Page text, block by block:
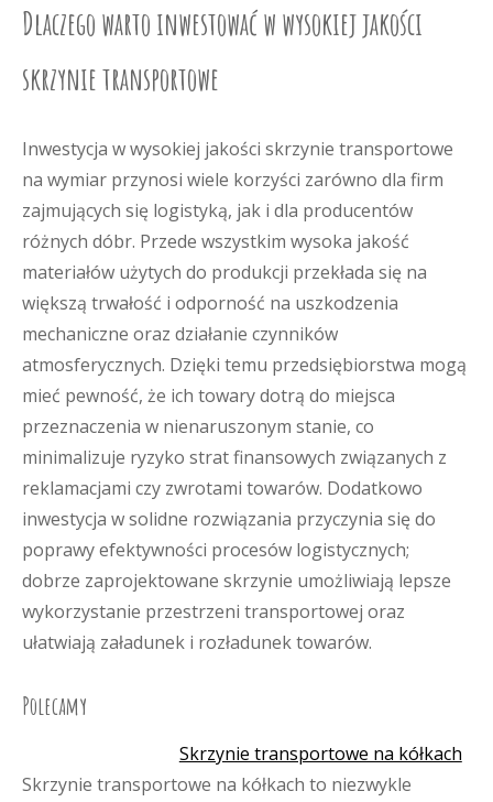
Dlaczego warto inwestować w wysokiej jakości
skrzynie transportowe
Inwestycja w wysokiej jakości skrzynie transportowe
na wymiar przynosi wiele korzyści zarówno dla firm
zajmujących się logistyką, jak i dla producentów
różnych dóbr. Przede wszystkim wysoka jakość
materiałów użytych do produkcji przekłada się na
większą trwałość i odporność na uszkodzenia
mechaniczne oraz działanie czynników
atmosferycznych. Dzięki temu przedsiębiorstwa mogą
mieć pewność, że ich towary dotrą do miejsca
przeznaczenia w nienaruszonym stanie, co
minimalizuje ryzyko strat finansowych związanych z
reklamacjami czy zwrotami towarów. Dodatkowo
inwestycja w solidne rozwiązania przyczynia się do
poprawy efektywności procesów logistycznych;
dobrze zaprojektowane skrzynie umożliwiają lepsze
wykorzystanie przestrzeni transportowej oraz
ułatwiają załadunek i rozładunek towarów.
Polecamy
Skrzynie transportowe na kółkach
Skrzynie transportowe na kółkach to niezwykle